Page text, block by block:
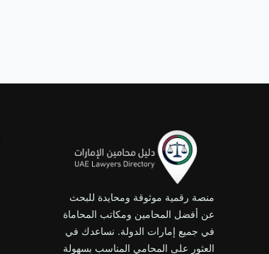
منصة رقمية موثوقة ومحايدة للبحث
عن أفضل المحامين ومكاتب المحاماة
في جميع إمارات الدولة. نساعدك في
العثور على المحامي المناسب بسهولة